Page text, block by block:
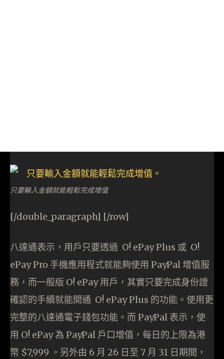
只要輸入金額就能輕鬆完成增值
[/double_paragraph] [/row]
八達通表示，用戶只要透過 O! ePay Plus 或 O!
ePay Pro 手機應用程式就能夠使用 PayPal 增值服
務，而一般版 O! ePay 用戶，其實只要完成身份證
確認的手續就能開通 O! ePay Plus 的功能。使用更
完整的八達通電子錢包功能。而 PayPal 表示，使
用 O! ePay 為 PayPal 戶口增值，每日的上限為港
幣 $7,999 。另外由 6 月 26 日至 7 月 31 日期間，